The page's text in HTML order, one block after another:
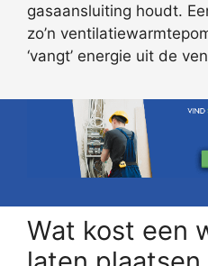
gasaansluiting houdt.
zo’n
‘vangt’ energie uit de
Wat kost een